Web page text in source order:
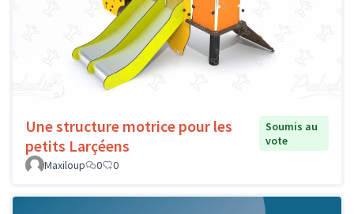
Une structure motrice pour les
petits Larçéens
Soumis au
vote
Maxiloup
0 0